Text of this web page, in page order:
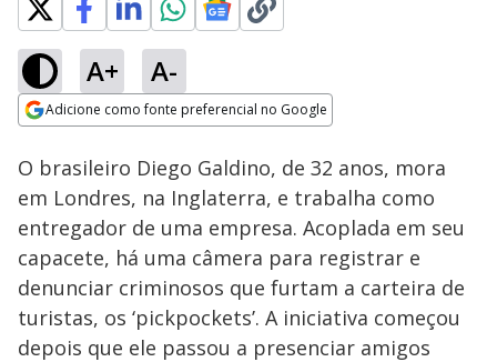
A+ A-
Adicione como fonte preferencial no Google
Ativar
Loaded:
12.41%
O brasileiro Diego Galdino, de 32 anos, mora
em Londres, na Inglaterra, e trabalha como
entregador de uma empresa. Acoplada em seu
capacete, há uma câmera para registrar e
denunciar criminosos que furtam a carteira de
turistas, os ‘pickpockets’. A iniciativa começou
depois que ele passou a presenciar amigos